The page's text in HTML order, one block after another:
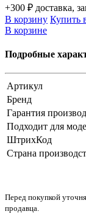
+300 ₽ доставка,
В корзину Купить
В корзине
Подробные
Артикул
Бренд
Гарантия
Подходит для
ШтрихКод
Страна
Перед покупкой
продавца.